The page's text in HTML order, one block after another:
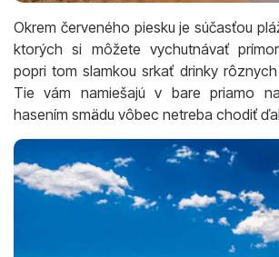
Okrem červeného piesku je súčasťou
ktorých si môžete vychutnávať
popri tom slamkou srkať drinky
Tie vám namiešajú v bare priamo
hasením smädu vôbec netreba chodiť